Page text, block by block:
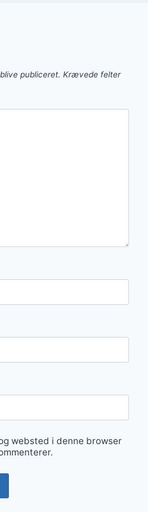
publiceret. Krævede felter
websted i denne browser